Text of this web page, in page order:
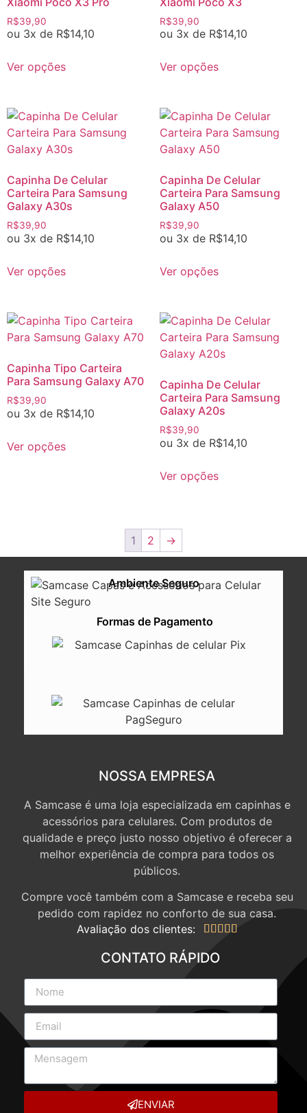
R$39,90
ou 3x de R$14,10
Ver opções
R$39,90
ou 3x de R$14,10
Ver opções
Capinha De Celular
Carteira Para Samsung
Galaxy A30s
R$39,90
ou 3x de R$14,10
Ver opções
Capinha De Celular
Carteira Para Samsung
Galaxy A50
R$39,90
ou 3x de R$14,10
Ver opções
Capinha Tipo Carteira
Para Samsung Galaxy A70
R$39,90
ou 3x de R$14,10
Ver opções
Capinha De Celular
Carteira Para Samsung
Galaxy A20s
R$39,90
ou 3x de R$14,10
Ver opções
1 2 →
Ambiente Seguro
Formas de Pagamento
NOSSA EMPRESA
A Samcase é uma loja especializada em capinhas e
acessórios para celulares. Com produtos de
qualidade e preço justo nosso objetivo é oferecer a
melhor experiência de compra para todos os
públicos.
Compre você também com a Samcase e receba seu
pedido com rapidez no conforto de sua casa.
Avaliação dos clientes:
    
CONTATO RÁPIDO
ENVIAR